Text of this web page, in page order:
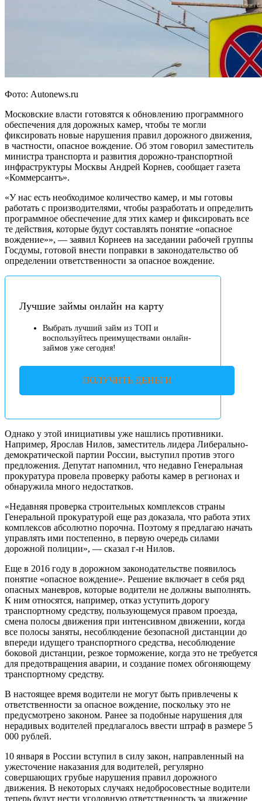
Фото: Autonews.ru
Московские власти готовятся к обновлению программного
обеспечения для дорожных камер, чтобы те могли
фиксировать новые нарушения правил дорожного движения,
в частности, опасное вождение. Об этом говорил заместитель
министра транспорта и развития дорожно-транспортной
инфраструктуры Москвы Андрей Корнев, сообщает газета
«Коммерсантъ».
«У нас есть необходимое количество камер, и мы готовы
работать с производителями, чтобы разработать и определить
программное обеспечение для этих камер и фиксировать все
те действия, которые будут составлять понятие «опасное
вождение»», — заявил Корнеев на заседании рабочей группы
Госдумы, готовой внести поправки в законодательство об
определении ответственности за опасное вождение.
Лучшие займы онлайн на карту
Выбрать лучший займ из ТОП и
воспользуйтесь преимуществами онлайн-
займов уже сегодня!
ПОЛУЧИТЬ ДЕНЬГИ
Однако у этой инициативы уже нашлись противники.
Например, Ярослав Нилов, заместитель лидера Либерально-
демократической партии России, выступил против этого
предложения. Депутат напомнил, что недавно Генеральная
прокуратура провела проверку работы камер в регионах и
обнаружила много недостатков.
«Недавняя проверка строительных комплексов страны
Генеральной прокуратурой еще раз доказала, что работа этих
комплексов абсолютно порочна. Поэтому я предлагаю начать
управлять ими постепенно, в первую очередь силами
дорожной полиции», — сказал г-н Нилов.
Еще в 2016 году в дорожном законодательстве появилось
понятие «опасное вождение». Решение включает в себя ряд
опасных маневров, которые водители не должны выполнять.
К ним относятся, например, отказ уступить дорогу
транспортному средству, пользующемуся правом проезда,
смена полосы движения при интенсивном движении, когда
все полосы заняты, несоблюдение безопасной дистанции до
впереди идущего транспортного средства, несоблюдение
боковой дистанции, резкое торможение, когда это не требуется
для предотвращения аварии, и создание помех обгоняющему
транспортному средству.
В настоящее время водители не могут быть привлечены к
ответственности за опасное вождение, поскольку это не
предусмотрено законом. Ранее за подобные нарушения для
нерадивых водителей предлагалось ввести штраф в размере 5
000 рублей.
10 января в России вступил в силу закон, направленный на
ужесточение наказания для водителей, регулярно
совершающих грубые нарушения правил дорожного
движения. В некоторых случаях недобросовестные водители
теперь будут нести уголовную ответственность за движение